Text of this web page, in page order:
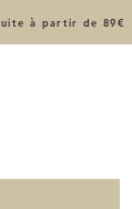
à partir de 89€